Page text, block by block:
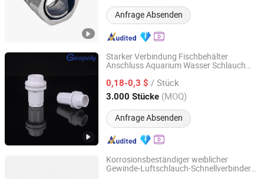
Anfrage Absenden
Starker Verbindung Fischbehälter
Anschluss Aquarium Wasser Schlauch
0,18-0,3 $ / Stück
3.000 Stücke (MOQ)
Anfrage Absenden
Shandong Gtech New Material Co., Ltd.
Shandong, China Seit 2025
Korrosionsbeständiger weiblicher
Gewinde-Luftschlauch-Schnellverbinder
Zhejiang Dechuan Pneumatic Technology Co., Ltd